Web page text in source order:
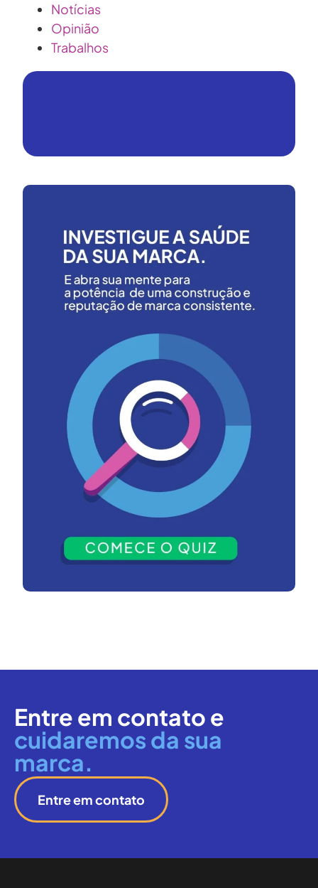
Notícias
Opinião
Trabalhos
Entre em contato e
cuidaremos da sua
marca.
Entre em contato